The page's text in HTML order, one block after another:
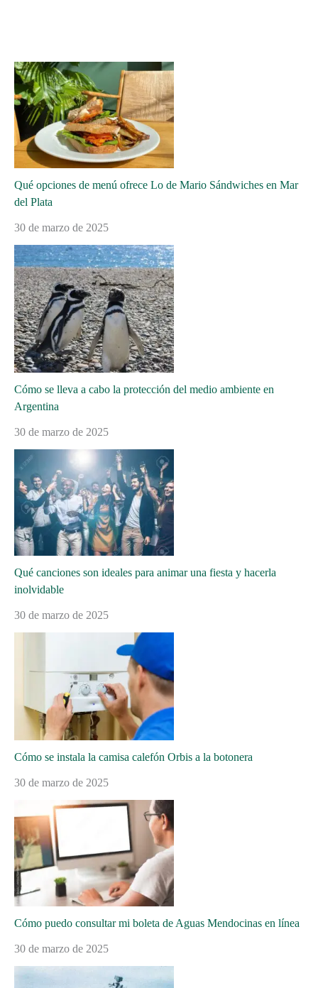
Qué opciones de menú ofrece Lo de Mario Sándwiches en Mar
del Plata
30 de marzo de 2025
Cómo se lleva a cabo la protección del medio ambiente en
Argentina
30 de marzo de 2025
Qué canciones son ideales para animar una fiesta y hacerla
inolvidable
30 de marzo de 2025
Cómo se instala la camisa calefón Orbis a la botonera
30 de marzo de 2025
Cómo puedo consultar mi boleta de Aguas Mendocinas en línea
30 de marzo de 2025